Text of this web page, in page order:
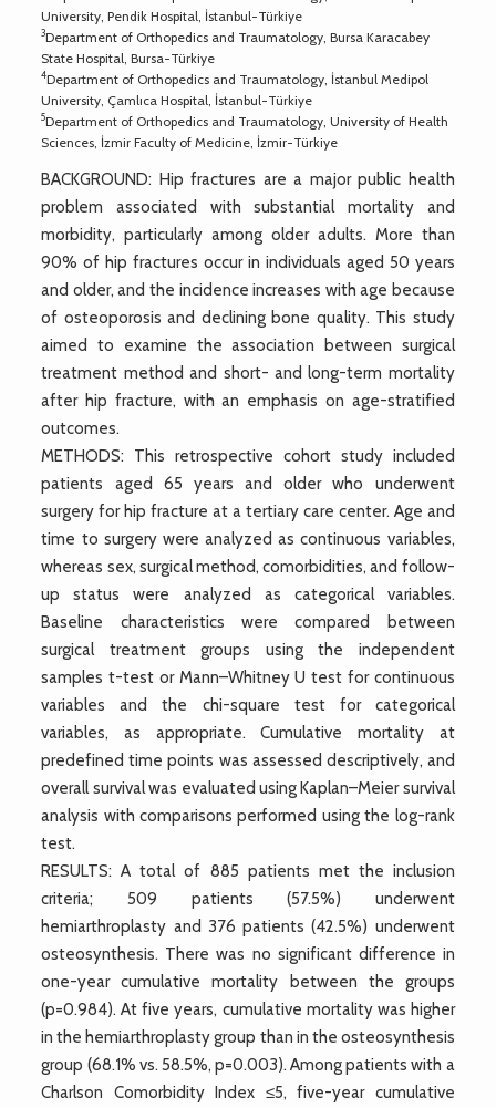
University, Pendik Hospital, İstanbul-Türkiye
3Department of Orthopedics and Traumatology, Bursa Karacabey
State Hospital, Bursa-Türkiye
4Department of Orthopedics and Traumatology, İstanbul Medipol
University, Çamlıca Hospital, İstanbul-Türkiye
5Department of Orthopedics and Traumatology, University of Health
Sciences, İzmir Faculty of Medicine, İzmir-Türkiye
BACKGROUND: Hip fractures are a major public health
problem associated with substantial mortality and
morbidity, particularly among older adults. More than
90% of hip fractures occur in individuals aged 50 years
and older, and the incidence increases with age because
of osteoporosis and declining bone quality. This study
aimed to examine the association between surgical
treatment method and short- and long-term mortality
after hip fracture, with an emphasis on age-stratified
outcomes.
METHODS: This retrospective cohort study included
patients aged 65 years and older who underwent
surgery for hip fracture at a tertiary care center. Age and
time to surgery were analyzed as continuous variables,
whereas sex, surgical method, comorbidities, and follow-
up status were analyzed as categorical variables.
Baseline characteristics were compared between
surgical treatment groups using the independent
samples t-test or Mann–Whitney U test for continuous
variables and the chi-square test for categorical
variables, as appropriate. Cumulative mortality at
predefined time points was assessed descriptively, and
overall survival was evaluated using Kaplan–Meier survival
analysis with comparisons performed using the log-rank
test.
RESULTS: A total of 885 patients met the inclusion
criteria; 509 patients (57.5%) underwent
hemiarthroplasty and 376 patients (42.5%) underwent
osteosynthesis. There was no significant difference in
one-year cumulative mortality between the groups
(p=0.984). At five years, cumulative mortality was higher
in the hemiarthroplasty group than in the osteosynthesis
group (68.1% vs. 58.5%, p=0.003). Among patients with a
Charlson Comorbidity Index ≤5, five-year cumulative